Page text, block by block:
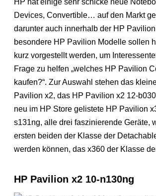
Devices, Convertible… auf den Markt
darunter auch innerhalb der HP
besondere HP Pavilion Modelle sollen
kurz vorgestellt werden, um
Frage zu helfen „welches HP Pavilion
kaufen?“. Zur Auswahl stehen das
Pavilion x2, das HP Pavilion x2 12-
neu im HP Store gelistete HP Pavilion
s131ng, alle drei faszinierende Geräte,
ersten beiden der Klasse der
werden können, das x360 der Klasse
HP Pavilion x2 10-n130ng